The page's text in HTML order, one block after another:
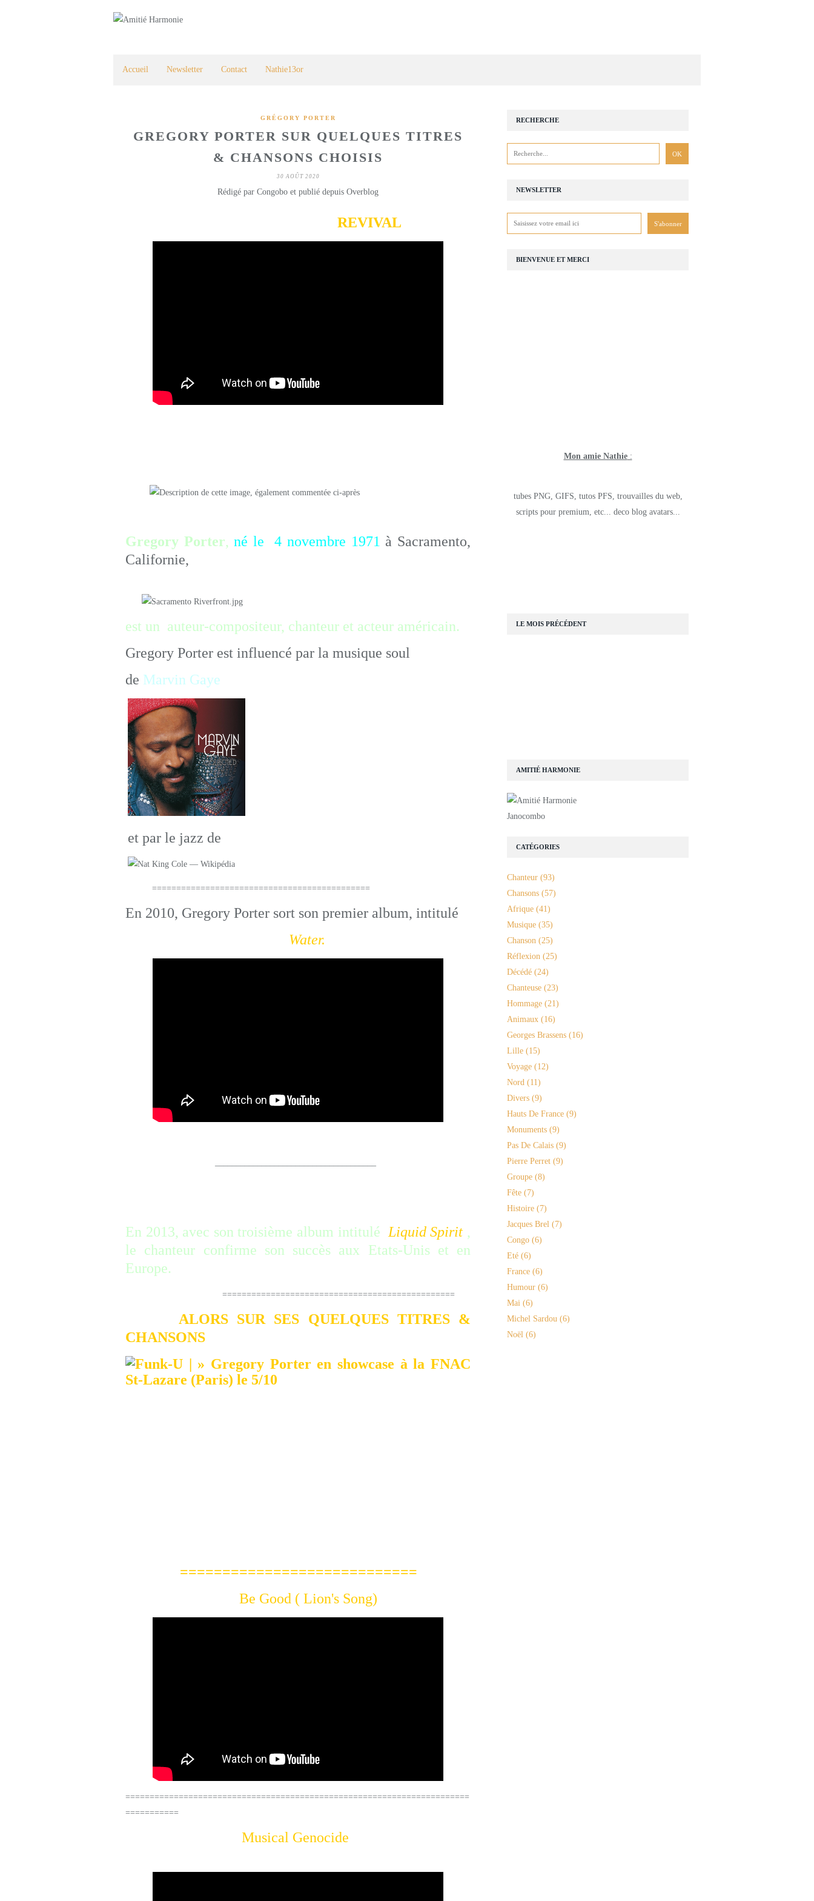
Accueil Newsletter Contact Nathie13or
GRÉGORY PORTER
GREGORY PORTER SUR QUELQUES TITRES
& CHANSONS CHOISIS
30 AOÛT 2020
Rédigé par Congobo et publié depuis Overblog
REVIVAL
Gregory Porter, né le 4 novembre 1971 à Sacramento,
Californie,
est un auteur-compositeur, chanteur et acteur américain.
Gregory Porter est influencé par la musique soul
de Marvin Gaye
et par le jazz de
=============================================
En 2010, Gregory Porter sort son premier album, intitulé
Water.
En 2013, avec son troisième album intitulé Liquid Spirit ,
le chanteur confirme son succès aux Etats-Unis et en
Europe.
================================================
ALORS SUR SES QUELQUES TITRES &
CHANSONS
============================
Be Good ( Lion's Song)
=======================================================================
===========
Musical Genocide
NEWSLETTER
RECHERCHE
AMITIÉ HARMONIE
Janocombo
CATÉGORIES
Chanteur (93)
Chansons (57)
Afrique (41)
Musique (35)
Chanson (25)
Réflexion (25)
Décédé (24)
Chanteuse (23)
Hommage (21)
Animaux (16)
Georges Brassens (16)
Lille (15)
Voyage (12)
Nord (11)
Divers (9)
Hauts De France (9)
Monuments (9)
Pas De Calais (9)
Pierre Perret (9)
Groupe (8)
Fête (7)
Histoire (7)
Jacques Brel (7)
Congo (6)
Eté (6)
France (6)
Humour (6)
Mai (6)
Michel Sardou (6)
Noël (6)
LE MOIS PRÉCÉDENT
BIENVENUE ET MERCI
Mon amie Nathie:
tubes PNG, GIFS, tutos PFS, trouvailles du web,
scripts pour premium, etc... deco blog avatars...